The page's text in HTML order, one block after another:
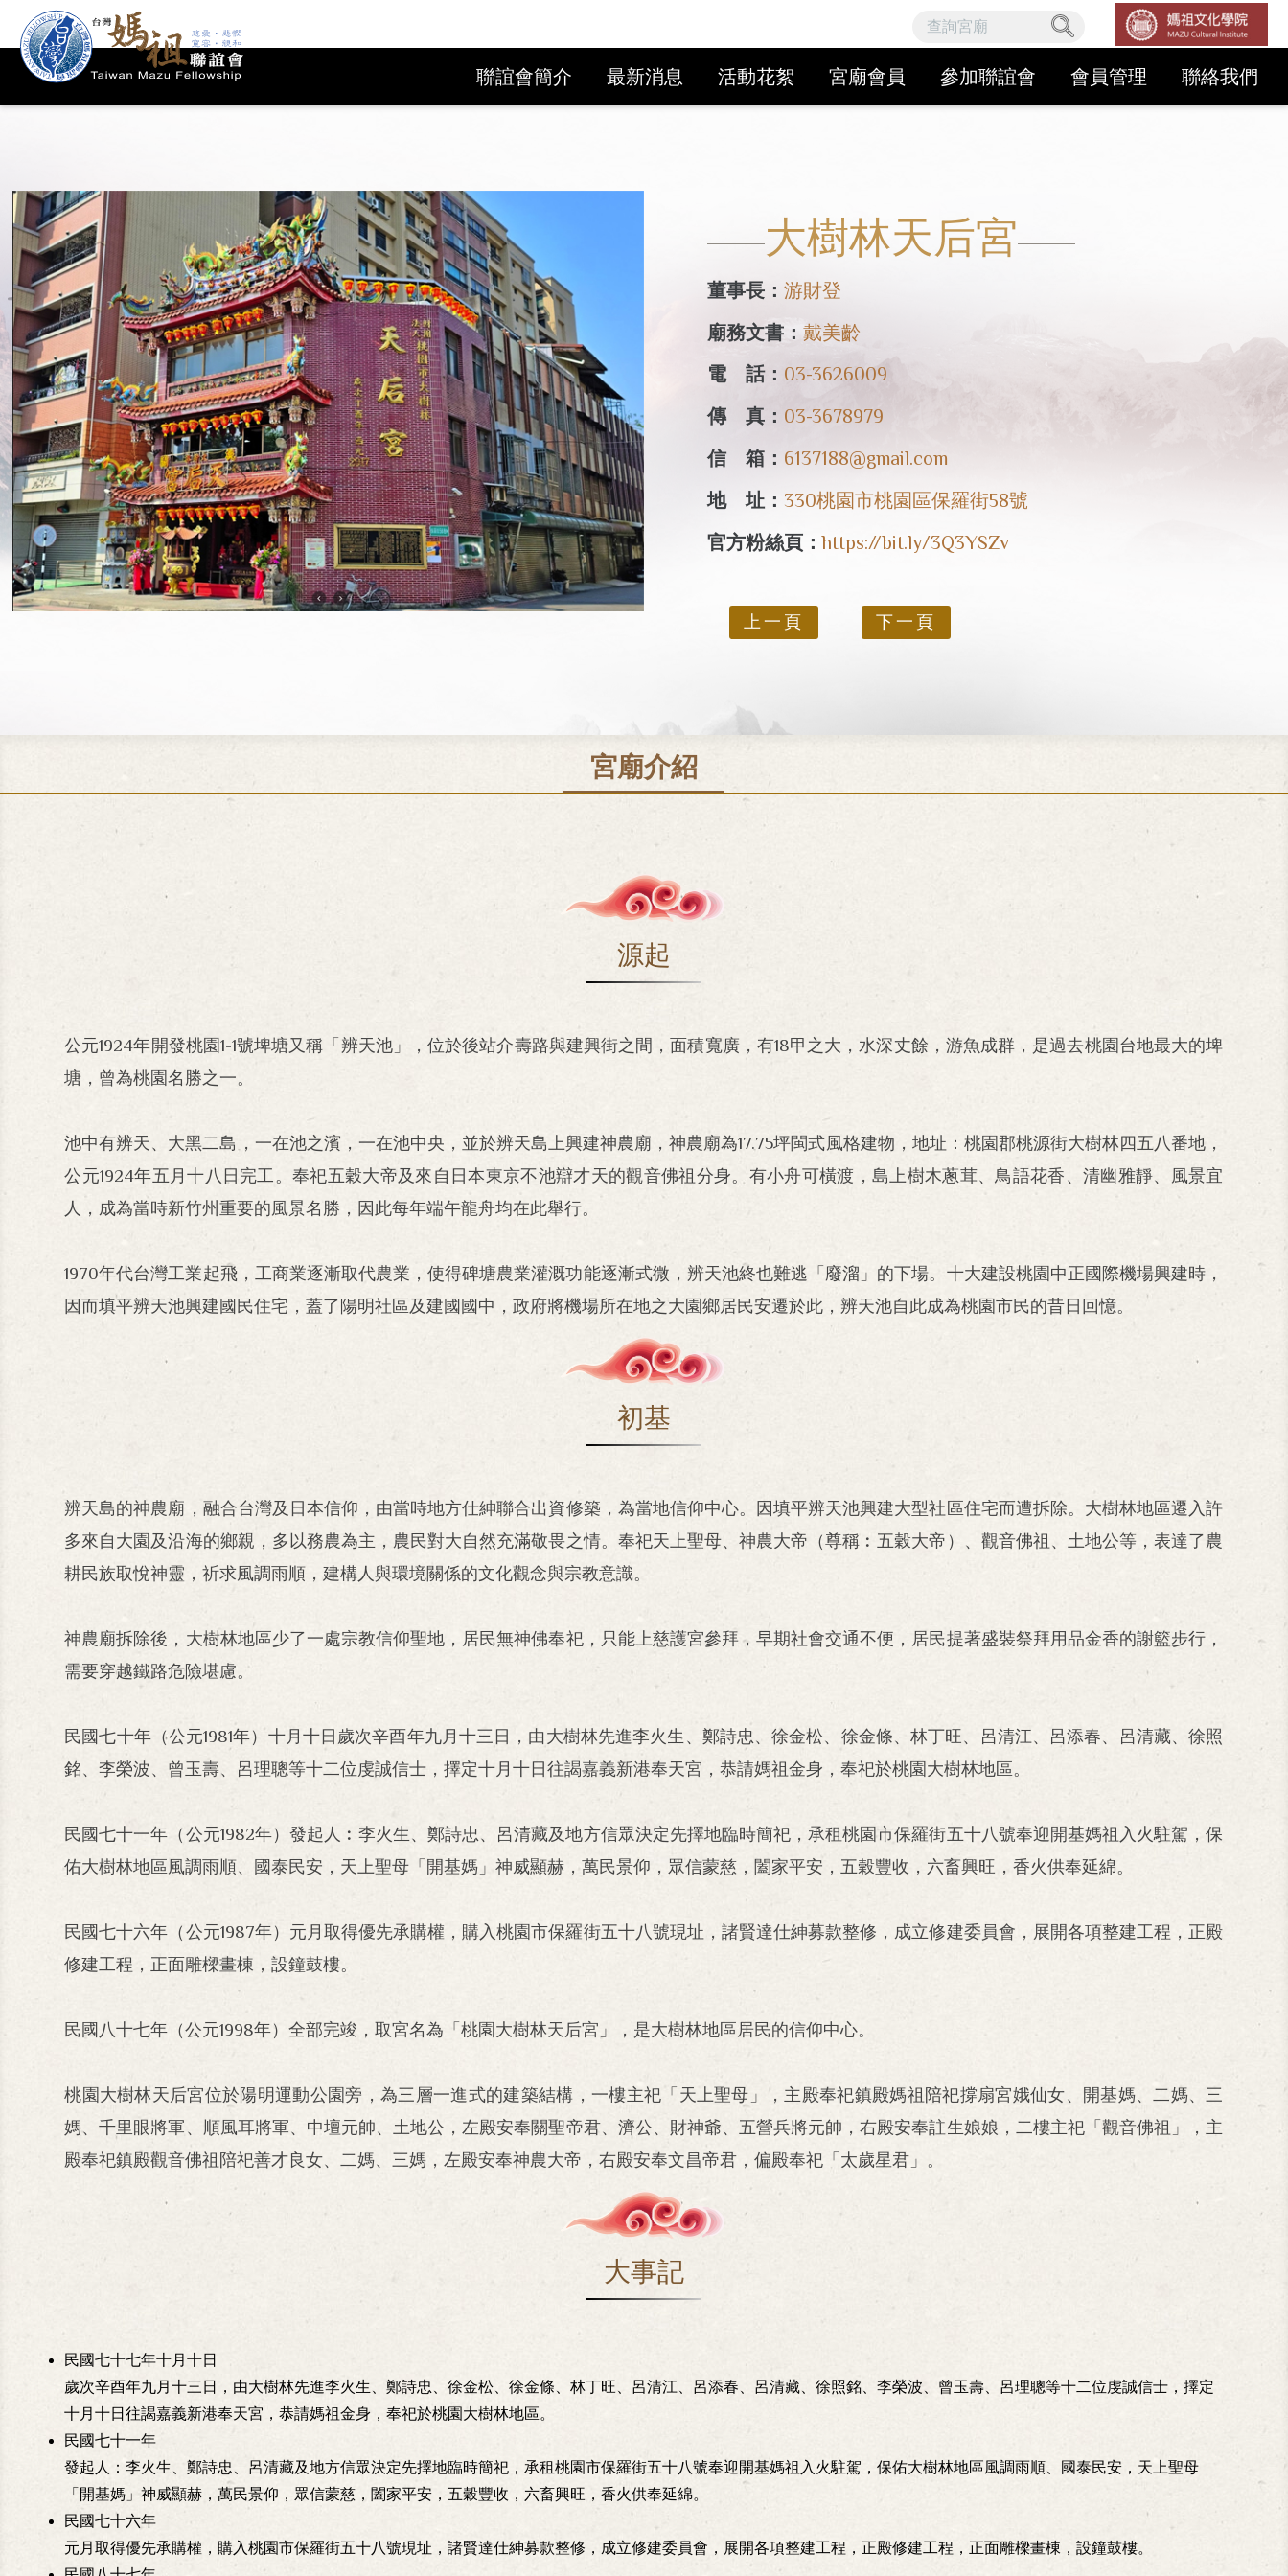
聯誼會簡介 最新消息 活動花絮 宮廟會員 參加聯誼會 會員管理 聯絡我們
大樹林天后宮
董事長： 游財登
廟務文書： 戴美齡
電 話： 03-3626009
傳 真： 03-3678979
信 箱： 6137188@gmail.com
地 址： 330桃園市桃園區保羅街58號
官方粉絲頁：https://bit.ly/3Q3YSZv
上一頁 下一頁
宮廟介紹
源起
公元1924年開發桃園1-1號埤塘又稱「辨天池」，位於後站介壽路與建興街之間，面積寬廣，有18甲之大，水深丈餘，游魚成群，是過去桃園台地最大的埤
塘，曾為桃園名勝之一。
池中有辨天、大黑二島，一在池之濱，一在池中央，並於辨天島上興建神農廟，神農廟為17.75坪閩式風格建物，地址：桃園郡桃源街大樹林四五八番地，
公元1924年五月十八日完工。奉祀五穀大帝及來自日本東京不池辯才天的觀音佛祖分身。有小舟可橫渡，島上樹木蔥茸、鳥語花香、清幽雅靜、風景宜
人，成為當時新竹州重要的風景名勝，因此每年端午龍舟均在此舉行。
1970年代台灣工業起飛，工商業逐漸取代農業，使得碑塘農業灌溉功能逐漸式微，辨天池終也難逃「廢溜」的下場。十大建設桃園中正國際機場興建時，
因而填平辨天池興建國民住宅，蓋了陽明社區及建國國中，政府將機場所在地之大園鄉居民安遷於此，辨天池自此成為桃園市民的昔日回憶。
初基
辨天島的神農廟，融合台灣及日本信仰，由當時地方仕紳聯合出資修築，為當地信仰中心。因填平辨天池興建大型社區住宅而遭拆除。大樹林地區遷入許
多來自大園及沿海的鄉親，多以務農為主，農民對大自然充滿敬畏之情。奉祀天上聖母、神農大帝（尊稱︰五穀大帝）、觀音佛祖、土地公等，表達了農
耕民族取悅神靈，祈求風調雨順，建構人與環境關係的文化觀念與宗教意識。
神農廟拆除後，大樹林地區少了一處宗教信仰聖地，居民無神佛奉祀，只能上慈護宮參拜，早期社會交通不便，居民提著盛裝祭拜用品金香的謝籃步行，
需要穿越鐵路危險堪慮。
民國七十年（公元1981年）十月十日歲次辛酉年九月十三日，由大樹林先進李火生、鄭詩忠、徐金松、徐金條、林丁旺、呂清江、呂添春、呂清藏、徐照
銘、李榮波、曾玉壽、呂理聰等十二位虔誠信士，擇定十月十日往謁嘉義新港奉天宮，恭請媽祖金身，奉祀於桃園大樹林地區。
民國七十一年（公元1982年）發起人︰李火生、鄭詩忠、呂清藏及地方信眾決定先擇地臨時簡祀，承租桃園市保羅街五十八號奉迎開基媽祖入火駐駕，保
佑大樹林地區風調雨順、國泰民安，天上聖母「開基媽」神威顯赫，萬民景仰，眾信蒙慈，闔家平安，五穀豐收，六畜興旺，香火供奉延綿。
民國七十六年（公元1987年）元月取得優先承購權，購入桃園市保羅街五十八號現址，諸賢達仕紳募款整修，成立修建委員會，展開各項整建工程，正殿
修建工程，正面雕樑畫棟，設鐘鼓樓。
民國八十七年（公元1998年）全部完竣，取宮名為「桃園大樹林天后宮」，是大樹林地區居民的信仰中心。
桃園大樹林天后宮位於陽明運動公園旁，為三層一進式的建築結構，一樓主祀「天上聖母」，主殿奉祀鎮殿媽祖陪祀撐扇宮娥仙女、開基媽、二媽、三
媽、千里眼將軍、順風耳將軍、中壇元帥、土地公，左殿安奉關聖帝君、濟公、財神爺、五營兵將元帥，右殿安奉註生娘娘，二樓主祀「觀音佛祖」，主
殿奉祀鎮殿觀音佛祖陪祀善才良女、二媽、三媽，左殿安奉神農大帝，右殿安奉文昌帝君，偏殿奉祀「太歲星君」。
大事記
民國七十七年十月十日
歲次辛酉年九月十三日，由大樹林先進李火生、鄭詩忠、徐金松、徐金條、林丁旺、呂清江、呂添春、呂清藏、徐照銘、李榮波、曾玉壽、呂理聰等十二位虔誠信士，擇定
十月十日往謁嘉義新港奉天宮，恭請媽祖金身，奉祀於桃園大樹林地區。
民國七十一年
發起人：李火生、鄭詩忠、呂清藏及地方信眾決定先擇地臨時簡祀，承租桃園市保羅街五十八號奉迎開基媽祖入火駐駕，保佑大樹林地區風調雨順、國泰民安，天上聖母
「開基媽」神威顯赫，萬民景仰，眾信蒙慈，闔家平安，五穀豐收，六畜興旺，香火供奉延綿。
民國七十六年
元月取得優先承購權，購入桃園市保羅街五十八號現址，諸賢達仕紳募款整修，成立修建委員會，展開各項整建工程，正殿修建工程，正面雕樑畫棟，設鐘鼓樓。